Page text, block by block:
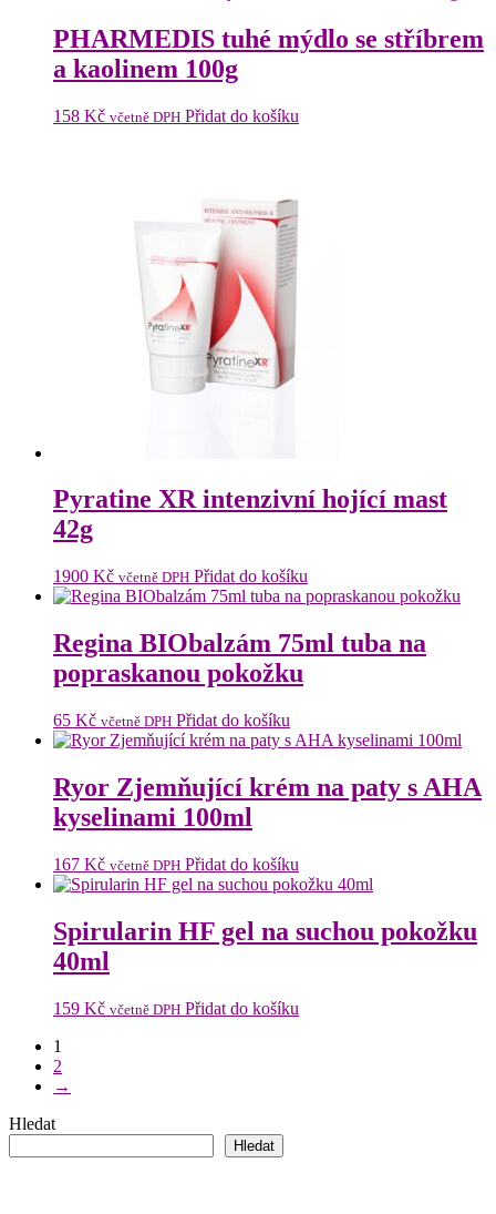
PHARMEDIS tuhé mýdlo se stříbrem
a kaolinem 100g
158 Kč včetně DPH Přidat do košíku
Pyratine XR intenzivní hojící mast
42g
1900 Kč včetně DPH Přidat do košíku
Regina BIObalzám 75ml tuba na
popraskanou pokožku
65 Kč včetně DPH Přidat do košíku
Ryor Zjemňující krém na paty s AHA
kyselinami 100ml
167 Kč včetně DPH Přidat do košíku
Spirularin HF gel na suchou pokožku
40ml
159 Kč včetně DPH Přidat do košíku
1
2
→
Hledat
Hledat